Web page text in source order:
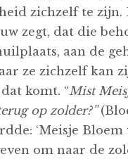
zichzelf te
zegt, dat die
aan de
ze zichzelf kan
komt. “Mist
op zolder?”
‘Meisje
om naar de